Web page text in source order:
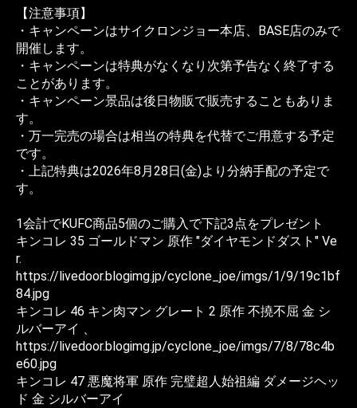
【注意事項】
・キャンペーンはサイクロンジョー本店、BASE店のみで
開催します。
・キャンペーンは特典がなくなり次第予告なく終了する
ことがあります。
・キャンペーン景品は後日物販で販売することもありま
す。
・万一完売の場合は相当の特典を代替でご用意する予定
です。
・上記特典は2026年8月28日(金)より分納手配の予定で
す。
1会計でKUFC商品5個のご購入で下記3点をプレゼント
キンコレ 35 ゴールドマン 原作 "ダイヤモンドダスト" Ve
r.
https://livedoor.blogimg.jp/cyclone_joe/imgs/1/9/19c1bf
84.jpg
キンコレ 46 キン肉マン グレート 2 原作 不撓不屈 金 シ
ルバーアイ 、
https://livedoor.blogimg.jp/cyclone_joe/imgs/7/8/78c4b
e60.jpg
キンコレ 47 悪魔将軍 原作 完璧超人始祖編 ダメージヘッ
ド 金 シルバーアイ